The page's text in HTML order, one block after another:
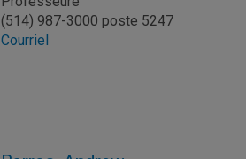
(514) 987-3000 poste 5247
Courriel